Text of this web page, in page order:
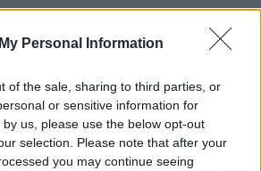
Personal Information
of the sale, sharing to third parties, or
or sensitive information for
us, please use the below opt-out
selection. Please note that after your
you may continue seeing
propus de PSD și Firea este
„Ideea asta, de
căciulii“